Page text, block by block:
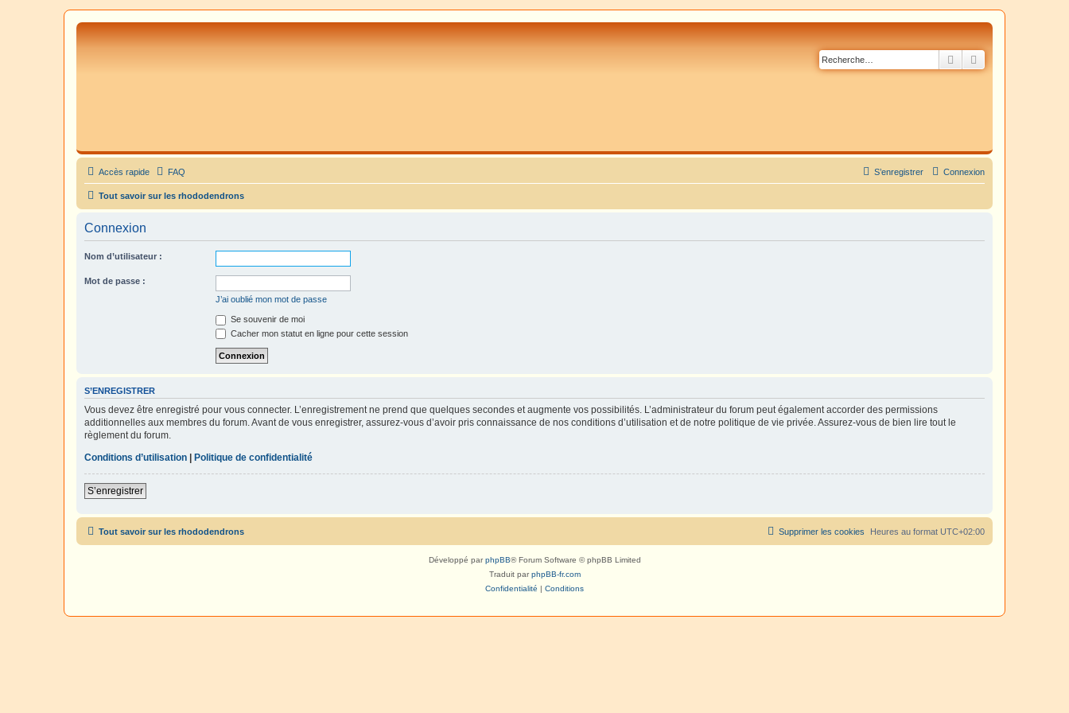
Rechercher
Accès rapide FAQ Connexion
S’enregistrer
Tout savoir sur les rhododendrons
Connexion
Nom d’utilisateur :
Mot de passe :
J’ai oublié mon mot de passe
Se souvenir de moi
Cacher mon statut en ligne pour cette session
S’ENREGISTRER
Vous devez être enregistré pour vous connecter. L’enregistrement ne prend que quelques secondes et augmente vos possibilités. L’administrateur du forum peut également accorder des permissions
additionnelles aux membres du forum. Avant de vous enregistrer, assurez-vous d’avoir pris connaissance de nos conditions d’utilisation et de notre politique de vie privée. Assurez-vous de bien lire tout le
règlement du forum.
Conditions d’utilisation | Politique de confidentialité
S’enregistrer
Tout savoir sur les rhododendrons Heures au format UTC+02:00
Supprimer les cookies
Développé parphpBB® Forum Software © phpBB Limited
Traduit parphpBB-fr.com
Confidentialité | Conditions